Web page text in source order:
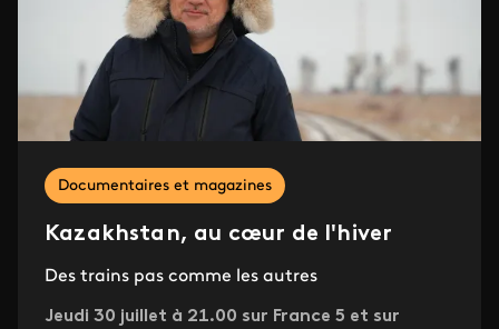
Documentaires et magazines
Kazakhstan, au cœur de l'hiver
Des trains pas comme les autres
Jeudi 30 juillet à 21.00 sur France 5 et sur